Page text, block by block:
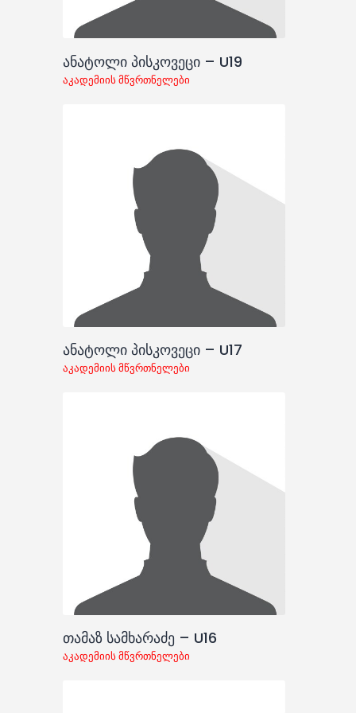
ანატოლი პისკოვეცი – U19
აკადემიის მწვრთნელები
ანატოლი პისკოვეცი – U17
აკადემიის მწვრთნელები
თამაზ სამხარაძე – U16
აკადემიის მწვრთნელები